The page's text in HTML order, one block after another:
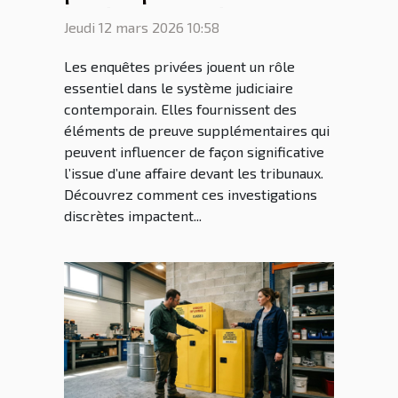
les décisions judiciaires ?
Jeudi 12 mars 2026 10:58
Les enquêtes privées jouent un rôle
essentiel dans le système judiciaire
contemporain. Elles fournissent des
éléments de preuve supplémentaires qui
peuvent influencer de façon significative
l’issue d’une affaire devant les tribunaux.
Découvrez comment ces investigations
discrètes impactent...